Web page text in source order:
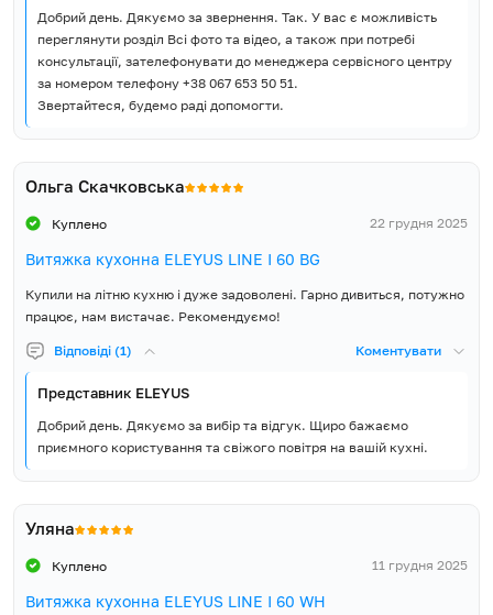
Добрий день. Дякуємо за звернення. Так. У вас є можливість
переглянути розділ Всі фото та відео, а також при потребі
консультації, зателефонувати до менеджера сервісного центру
за номером телефону +38 067 653 50 51.
Звертайтеся, будемо раді допомогти.
Ольга Скачковська
Куплено 22 грудня 2025
Витяжка кухонна ELEYUS LINE I 60 BG
Купили на літню кухню і дуже задоволені. Гарно дивиться, потужно
працює, нам вистачає. Рекомендуємо!
Відповіді (1) Коментувати
Представник ELEYUS
Добрий день. Дякуємо за вибір та відгук. Щиро бажаємо
приємного користування та свіжого повітря на вашій кухні.
Уляна
Куплено 11 грудня 2025
Витяжка кухонна ELEYUS LINE I 60 WH